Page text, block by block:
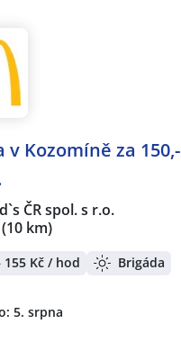
v Kozomíně za 150,-
ČR spol. s r.o.
(10 km)
155 Kč / hod Brigáda
5. srpna